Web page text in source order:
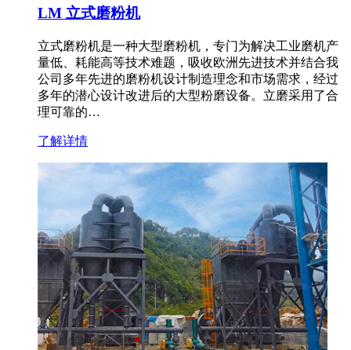
LM 立式磨粉机
立式磨粉机是一种大型磨粉机，专门为解决工业磨机产
量低、耗能高等技术难题，吸收欧洲先进技术并结合我
公司多年先进的磨粉机设计制造理念和市场需求，经过
多年的潜心设计改进后的大型粉磨设备。立磨采用了合
理可靠的…
了解详情